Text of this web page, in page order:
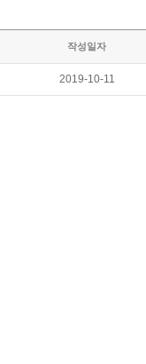
작성일자
2019-10-11